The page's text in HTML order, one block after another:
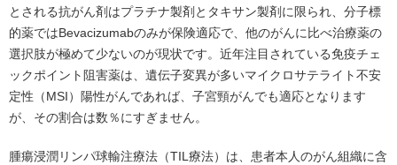
とされる抗がん剤はプラチナ製剤とタキサン製剤に限られ、分子標
的薬ではBevacizumabのみが保険適応で、他のがんに比べ治療薬の
選択肢が極めて少ないのが現状です。近年注目されている免疫チェ
ックポイント阻害薬は、遺伝子変異が多いマイクロサテライト不安
定性（MSI）陽性がんであれば、子宮頸がんでも適応となります
が、その割合は数％にすぎません。
腫瘍浸潤リンパ球輸注療法（TIL療法）は、患者本人のがん組織に含